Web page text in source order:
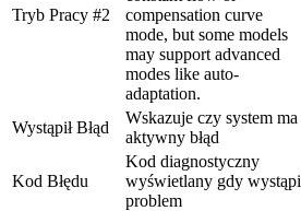
Tryb Pracy #2
compensation curve
mode, but some models
may support advanced
modes like auto-
adaptation.
Wystąpił Błąd
Wskazuje czy system ma
aktywny błąd
Kod Błędu
Kod diagnostyczny
wyświetlany gdy wystąpi
problem